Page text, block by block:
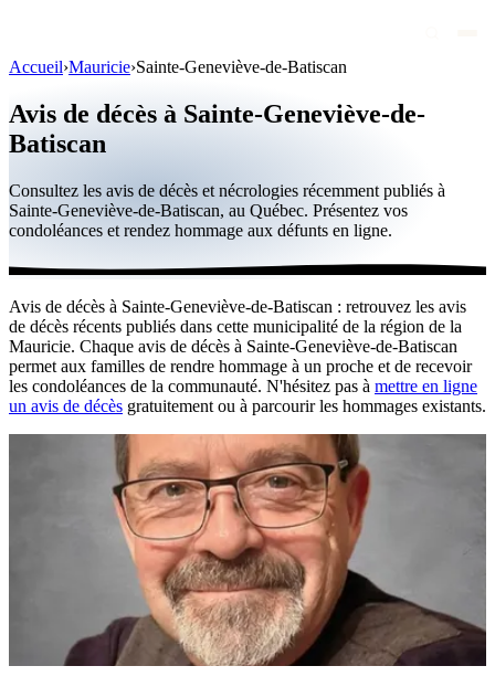
Personnalités publiques
Canada
Par ville
Maisons funéraires
Éternea
Publier un avis
Accueil›Mauricie›Sainte-Geneviève-de-Batiscan
Avis de décès à Sainte-Geneviève-de-
Batiscan
Consultez les avis de décès et nécrologies récemment publiés à
Sainte-Geneviève-de-Batiscan, au Québec. Présentez vos
condoléances et rendez hommage aux défunts en ligne.
Avis de décès à Sainte-Geneviève-de-Batiscan : retrouvez les avis
de décès récents publiés dans cette municipalité de la région de la
Mauricie. Chaque avis de décès à Sainte-Geneviève-de-Batiscan
permet aux familles de rendre hommage à un proche et de recevoir
les condoléances de la communauté. N'hésitez pas à mettre en ligne
un avis de décès gratuitement ou à parcourir les hommages existants.